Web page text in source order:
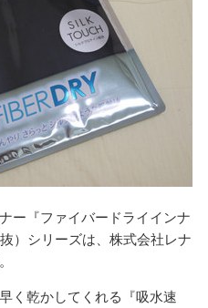
ー『ファイバードライインナ
）シリーズは、株式会社レナ
く乾かしてくれる『吸水速